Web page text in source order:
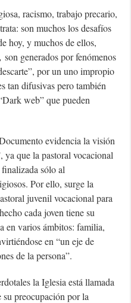
racismo, trabajo precario,
son muchos los desafíos
hoy, y muchos de ellos,
son generados por fenómenos
por un uno impropio
tan difusivas pero también
web” que pueden
evidencia la visión
que la pastoral vocacional
sólo al
Por ello, surge la
juvenil vocacional para
cada joven tiene su
en varios ámbitos: familia,
en “un eje de
de la persona”.
la Iglesia está llamada
preocupación por la